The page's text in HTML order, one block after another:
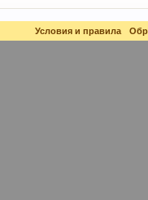
Условия и правила